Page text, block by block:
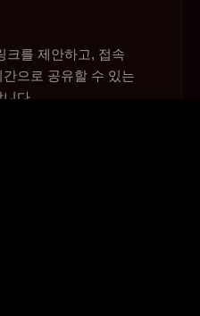
크를 제안하고, 접속
으로 공유할 수 있는
다.